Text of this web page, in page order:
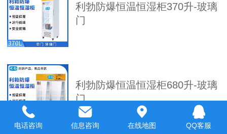
利勃防爆恒温恒湿柜370升-玻璃
门
利勃防爆恒温恒湿柜680升-玻璃
门
电话咨询 信息咨询 在线地图 QQ客服